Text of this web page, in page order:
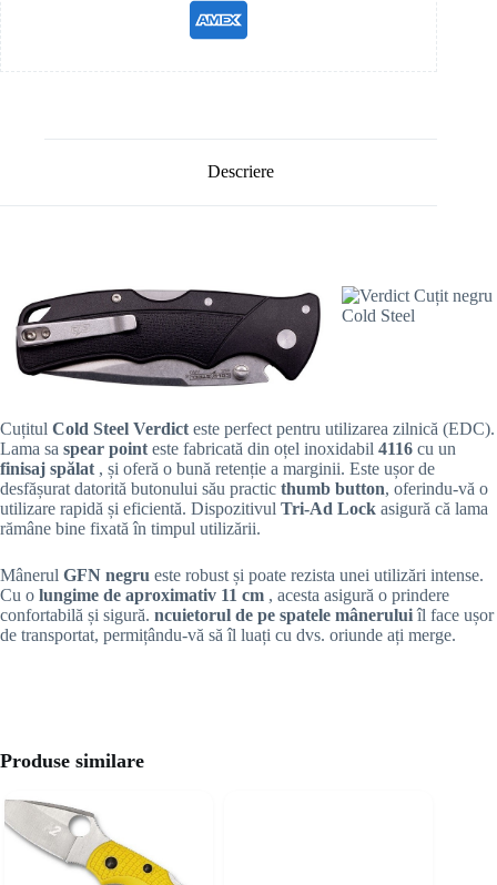
Descriere
Cuțitul Cold Steel Verdict este perfect pentru utilizarea zilnică (EDC).
Lama sa spear point este fabricată din oțel inoxidabil 4116 cu un
finisaj spălat , și oferă o bună retenție a marginii. Este ușor de
desfășurat datorită butonului său practic thumb button, oferindu-vă o
utilizare rapidă și eficientă. Dispozitivul Tri-Ad Lock asigură că lama
rămâne bine fixată în timpul utilizării.
Mânerul GFN negru este robust și poate rezista unei utilizări intense.
Cu o lungime de aproximativ 11 cm , acesta asigură o prindere
confortabilă și sigură. ncuietorul de pe spatele mâneruluiîl face ușor
de transportat, permițându-vă să îl luați cu dvs. oriunde ați merge.
Produse similare